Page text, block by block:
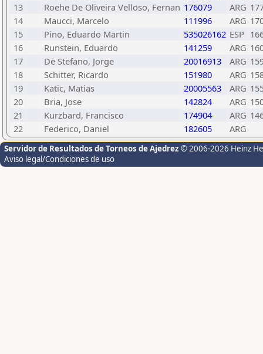
13
Roehe De Oliveira Velloso, Fernan 176079 ARG
14
Maucci, Marcelo 111996 ARG
15
Pino, Eduardo Martin 535026162 ESP
16
Runstein, Eduardo 141259 ARG
17
De Stefano, Jorge 20016913 ARG
18
Schitter, Ricardo 151980 ARG
19
Katic, Matias 20005563 ARG
20
Bria, Jose 142824 ARG
21
Kurzbard, Francisco 174904 ARG
22
Federico, Daniel 182605 ARG
Servidor de Resultados de Torneos de Ajedrez © 2006-2026 Heinz
Aviso legal/Condiciones de uso